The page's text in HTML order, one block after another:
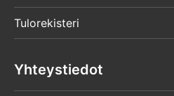
Tulorekisteri
Yhteystiedot